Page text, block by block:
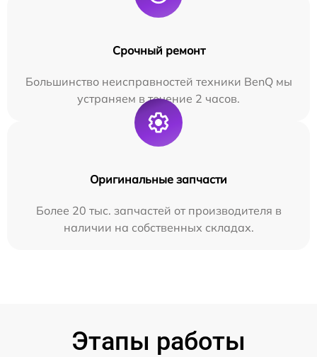
Срочный ремонт
Большинство неисправностей техники BenQ мы
устраняем в течение 2 часов.
Оригинальные запчасти
Более 20 тыс. запчастей от производителя в
наличии на собственных складах.
Этапы работы